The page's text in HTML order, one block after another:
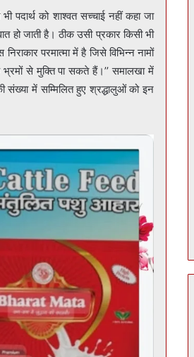
को शाश्वत सच्चाई नहीं कहा जा
हो जाती है। ठीक उसी प्रकार किसी भी
परमात्मा में है जिसे विभिन्न नामों
से मुक्ति पा सकते हैं।’’ समालखा में
संख्या में सम्मिलित हुए श्रद्धालुओं को इन